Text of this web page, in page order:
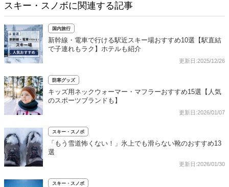
スキー・スノボに関連する記事
国内旅行
新幹線・電車で行ける駅近スキー場おすすめ10選【駅直結
で子連れもラク】ホテルも紹介
更新日:2025/12/26
防寒グッズ
キッズ用ネックウォーマー・マフラーおすすめ15選【人気
のスポーツブランドも】
更新日:2026/01/07
スキー・スノボ
「もう雪道怖くない！」氷上でも滑らない靴のおすすめ13
選
更新日:2026/01/30
スキー・スノボ